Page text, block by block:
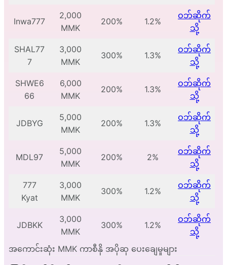
Inwa777
2,000
MMK
200% 1.2%
ဝဘ်ဆိုက်
သို့
SHAL77
7
3,000
MMK
300% 1.3%
ဝဘ်ဆိုက်
သို့
SHWE6
66
6,000
MMK
200% 1.3%
ဝဘ်ဆိုက်
သို့
JDBYG
5,000
MMK
200% 1.3%
ဝဘ်ဆိုက်
သို့
MDL97
5,000
MMK
200% 2%
ဝဘ်ဆိုက်
သို့
777
Kyat
3,000
MMK
300% 1.2%
ဝဘ်ဆိုက်
သို့
JDBKK
3,000
MMK
300% 1.2%
ဝဘ်ဆိုက်
သို့
အကောင်းဆုံး MMK ကာစီနို အပိုဆု ပေးချေမှုများ